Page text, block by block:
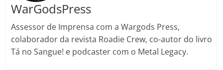
WarGodsPress
Assessor de Imprensa com a Wargods Press,
colaborador da revista Roadie Crew, co-autor do livro
Tá no Sangue! e podcaster com o Metal Legacy.